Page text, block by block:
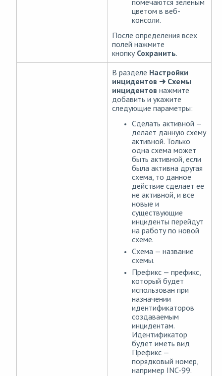
помечаются зеленым
цветом в веб-
консоли.
После определения всех
полей нажмите
кнопку Сохранить.
В разделе Настройки
инцидентов ➜ Схемы
инцидентов нажмите
добавить и укажите
следующие параметры:
Сделать активной —
делает данную схему
активной. Только
одна схема может
быть активной, если
была активна другая
схема, то данное
действие сделает ее
не активной, и все
новые и
существующие
инциденты перейдут
на работу по новой
схеме.
Схема — название
схемы.
Префикс — префикс,
который будет
использован при
назначении
идентификаторов
создаваемым
инцидентам.
Идентификатор
будет иметь вид
Префикс —
порядковый номер,
например INC-99.